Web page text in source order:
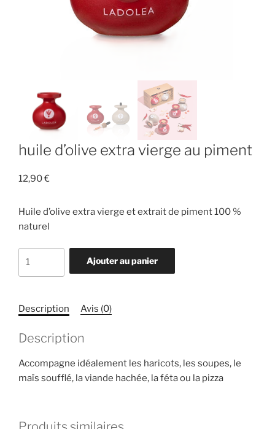
huile d’olive extra vierge au piment
12,90€
Huile d’olive extra vierge et extrait de piment 100 %
naturel
extra
au
piment
Ajouter au panier
Description Avis (0)
Description
Accompagne idéalement les haricots, les soupes, le
maïs soufflé, la viande hachée, la féta ou la pizza